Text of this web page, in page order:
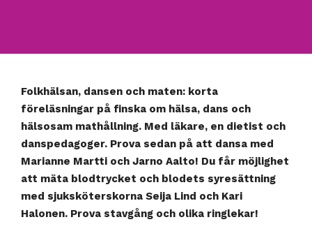
Folkhälsan, dansen och maten: korta
föreläsningar på finska om hälsa, dans och
hälsosam mathållning. Med läkare, en dietist och
danspedagoger. Prova sedan på att dansa med
Marianne Martti och Jarno Aalto! Du får möjlighet
att mäta blodtrycket och blodets syresättning
med sjuksköterskorna Seija Lind och Kari
Halonen. Prova stavgång och olika ringlekar!